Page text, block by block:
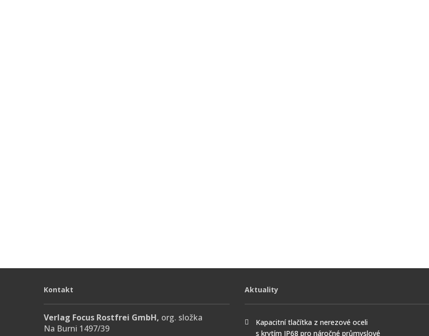
Kontakt
Verlag Focus Rostfrei GmbH, org. složka
Na Burni 1497/39
Aktuality
Kapacitní tlačítka z nerezové oceli
s krytím IP68 pro náročné průmyslové